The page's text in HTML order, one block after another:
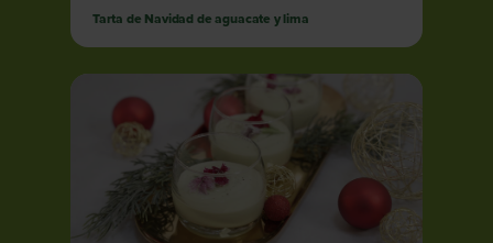
Tarta de Navidad de aguacate y lima